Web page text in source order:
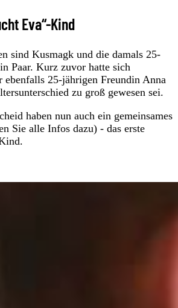
Eva“-Kind
sind Kusmagk und die damals 25-
Paar. Kurz zuvor hatte sich
ebenfalls 25-jährigen Freundin Anna
zu groß gewesen sei.
haben nun auch ein gemeinsames
Sie alle Infos dazu) - das erste